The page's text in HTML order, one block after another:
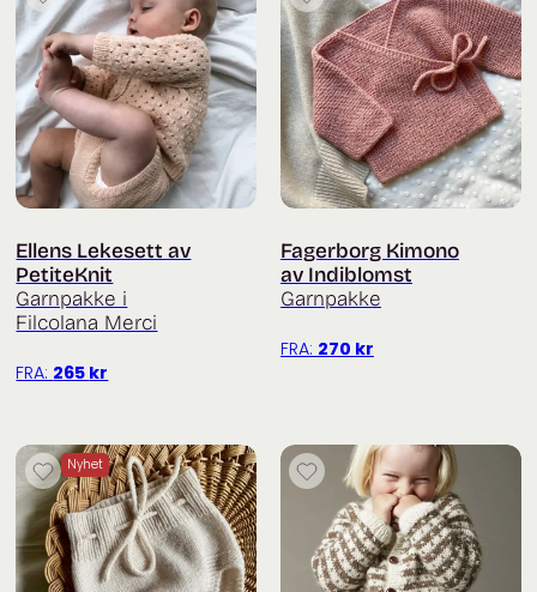
Ellens Lekesett av
PetiteKnit
Garnpakke i
Filcolana Merci
FRA: 265 kr
Fagerborg Kimono
av Indiblomst
Garnpakke
FRA: 270 kr
Nyhet